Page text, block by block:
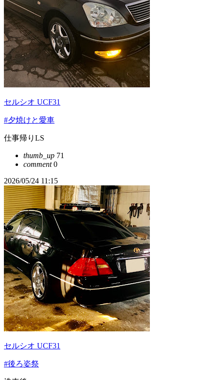
セルシオ UCF31
#夕焼けと愛車
仕事帰りLS
thumb_up 71
comment0
2026/05/24 11:15
セルシオ UCF31
#後ろ姿祭